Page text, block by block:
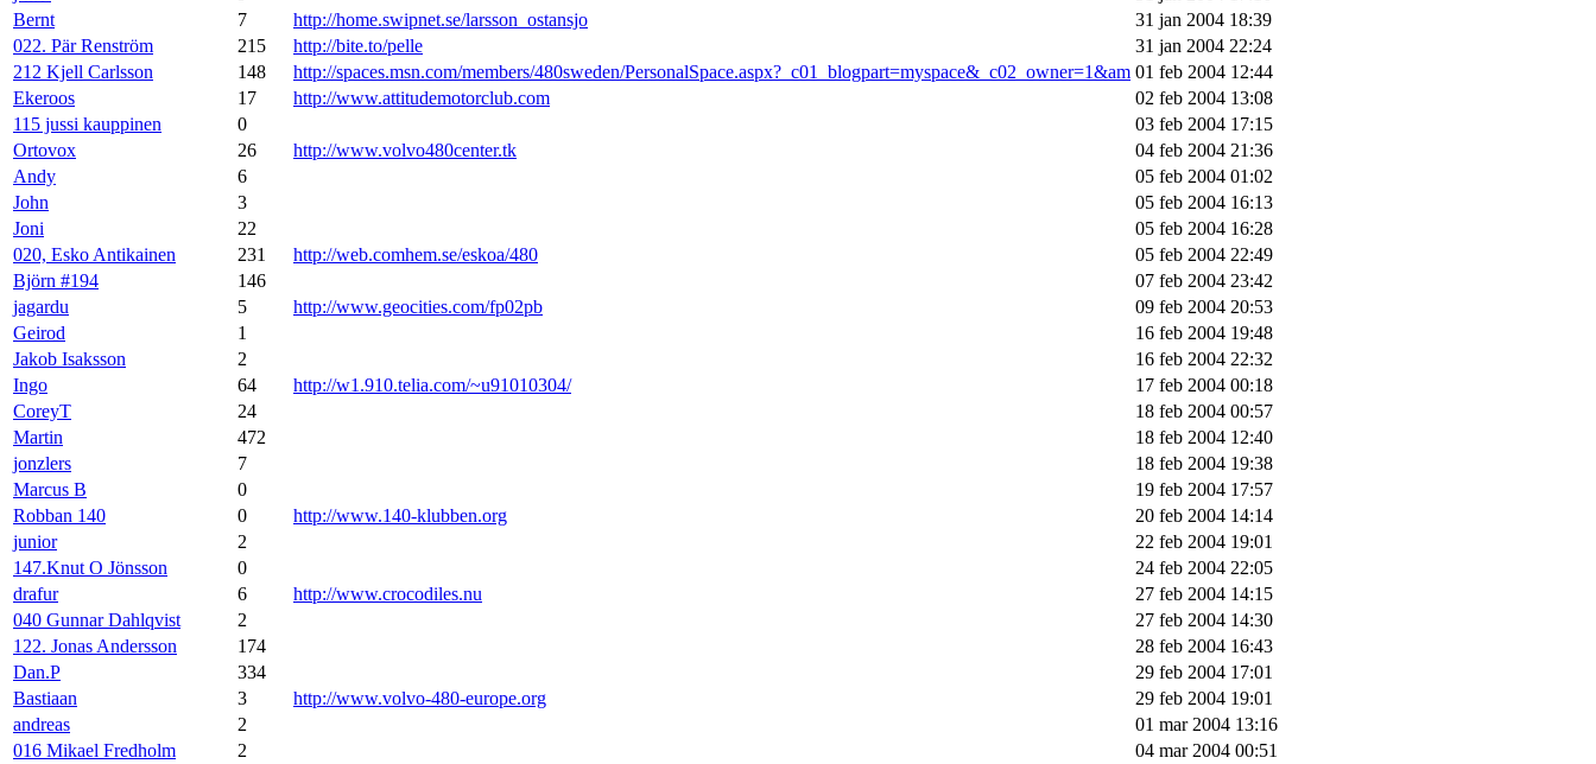
Bernt
7 http://home.swipnet.se/larsson_ostansjo
31 jan 2004 18:39
022. Pär Renström
215 http://bite.to/pelle
31 jan 2004 22:24
212 Kjell Carlsson
148 http://spaces.msn.com/members/480sweden/PersonalSpace.aspx?_c01_blogpart=myspace&_c02_owner=1&am 01 feb 2004 12:44
Ekeroos
17 http://www.attitudemotorclub.com
02 feb 2004 13:08
115 jussi kauppinen
0
03 feb 2004 17:15
Ortovox
26 http://www.volvo480center.tk
04 feb 2004 21:36
Andy
6
05 feb 2004 01:02
John
3
05 feb 2004 16:13
Joni
22
05 feb 2004 16:28
020, Esko Antikainen
231 http://web.comhem.se/eskoa/480
05 feb 2004 22:49
Björn #194
146
07 feb 2004 23:42
jagardu
5 http://www.geocities.com/fp02pb
09 feb 2004 20:53
Geirod
1
16 feb 2004 19:48
Jakob Isaksson
2
16 feb 2004 22:32
Ingo
64 http://w1.910.telia.com/~u91010304/
17 feb 2004 00:18
CoreyT
24
18 feb 2004 00:57
Martin
472
18 feb 2004 12:40
jonzlers
7
18 feb 2004 19:38
Marcus B
0
19 feb 2004 17:57
Robban 140
0 http://www.140-klubben.org
20 feb 2004 14:14
junior
2
22 feb 2004 19:01
147.Knut O Jönsson
0
24 feb 2004 22:05
drafur
6 http://www.crocodiles.nu
27 feb 2004 14:15
040 Gunnar Dahlqvist
2
27 feb 2004 14:30
122. Jonas Andersson
174
28 feb 2004 16:43
Dan.P
334
29 feb 2004 17:01
Bastiaan
3 http://www.volvo-480-europe.org
29 feb 2004 19:01
andreas
2
01 mar 2004 13:16
016 Mikael Fredholm
2
04 mar 2004 00:51